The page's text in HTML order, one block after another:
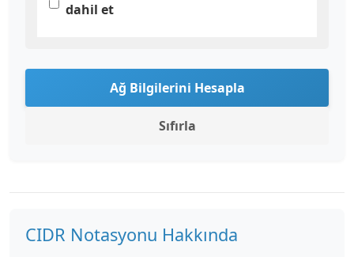
dahil et
Ağ Bilgilerini Hesapla
Sıfırla
CIDR Notasyonu Hakkında